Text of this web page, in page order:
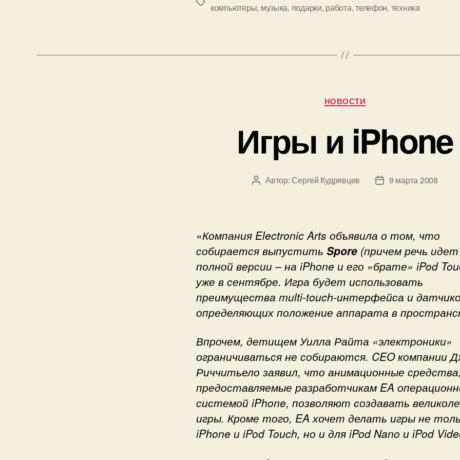
компьютеры, музыка, подарки, работа,телефон, техника
Рубрики
НОВОСТИ
Игры и iPhone
Автор
Автор: Сергей Кудрявцев
Дата9 марта 2008
«Компания Electronic Arts объявила о том, что
собирается выпустить Spore (причем речь
полной версии – на iPhone и его «брате» iPod
уже в сентябре. Игра будет использовать
преимущества multi-touch-интерфейса и
определяющих положение аппарата в
Впрочем, детищем Уилла Райта «электроники»
ограничиваться не собираются. CEO компании
Риччитьело заявил, что анимационные
предоставляемые разработчикам EA
системой iPhone, позволяют создавать
игры. Кроме того, EA хочет делать игры не
iPhone и iPod Touch, но и для iPod Nano и iPod